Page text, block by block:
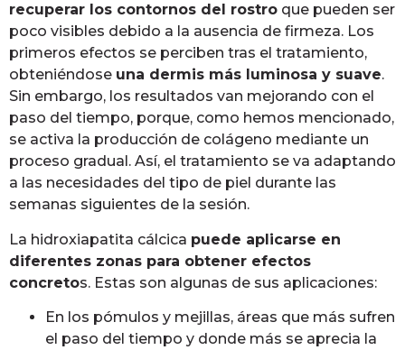
recuperar los contornos del rostro que pueden ser
poco visibles debido a la ausencia de firmeza. Los
primeros efectos se perciben tras el tratamiento,
obteniéndose una dermis más luminosa y suave.
Sin embargo, los resultados van mejorando con el
paso del tiempo, porque, como hemos mencionado,
se activa la producción de colágeno mediante un
proceso gradual. Así, el tratamiento se va adaptando
a las necesidades del tipo de piel durante las
semanas siguientes de la sesión.
La hidroxiapatita cálcica puede aplicarse en
diferentes zonas para obtener efectos
concretos. Estas son algunas de sus aplicaciones:
En los pómulos y mejillas, áreas que más sufren
el paso del tiempo y donde más se aprecia la